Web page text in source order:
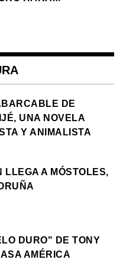
DE
UNA NOVELA
Y ANIMALISTA
LLEGA A MÓSTOLES,
DURO" DE TONY
AMÉRICA